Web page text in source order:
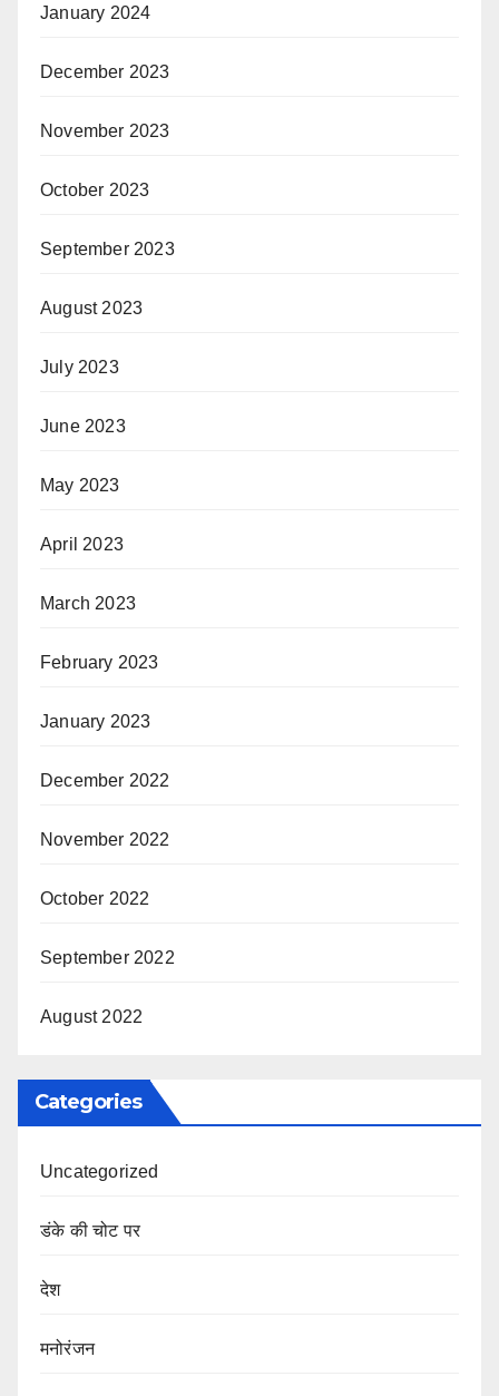
January 2024
December 2023
November 2023
October 2023
September 2023
August 2023
July 2023
June 2023
May 2023
April 2023
March 2023
February 2023
January 2023
December 2022
November 2022
October 2022
September 2022
August 2022
Categories
Uncategorized
डंके की चोट पर
देश
मनोरंजन